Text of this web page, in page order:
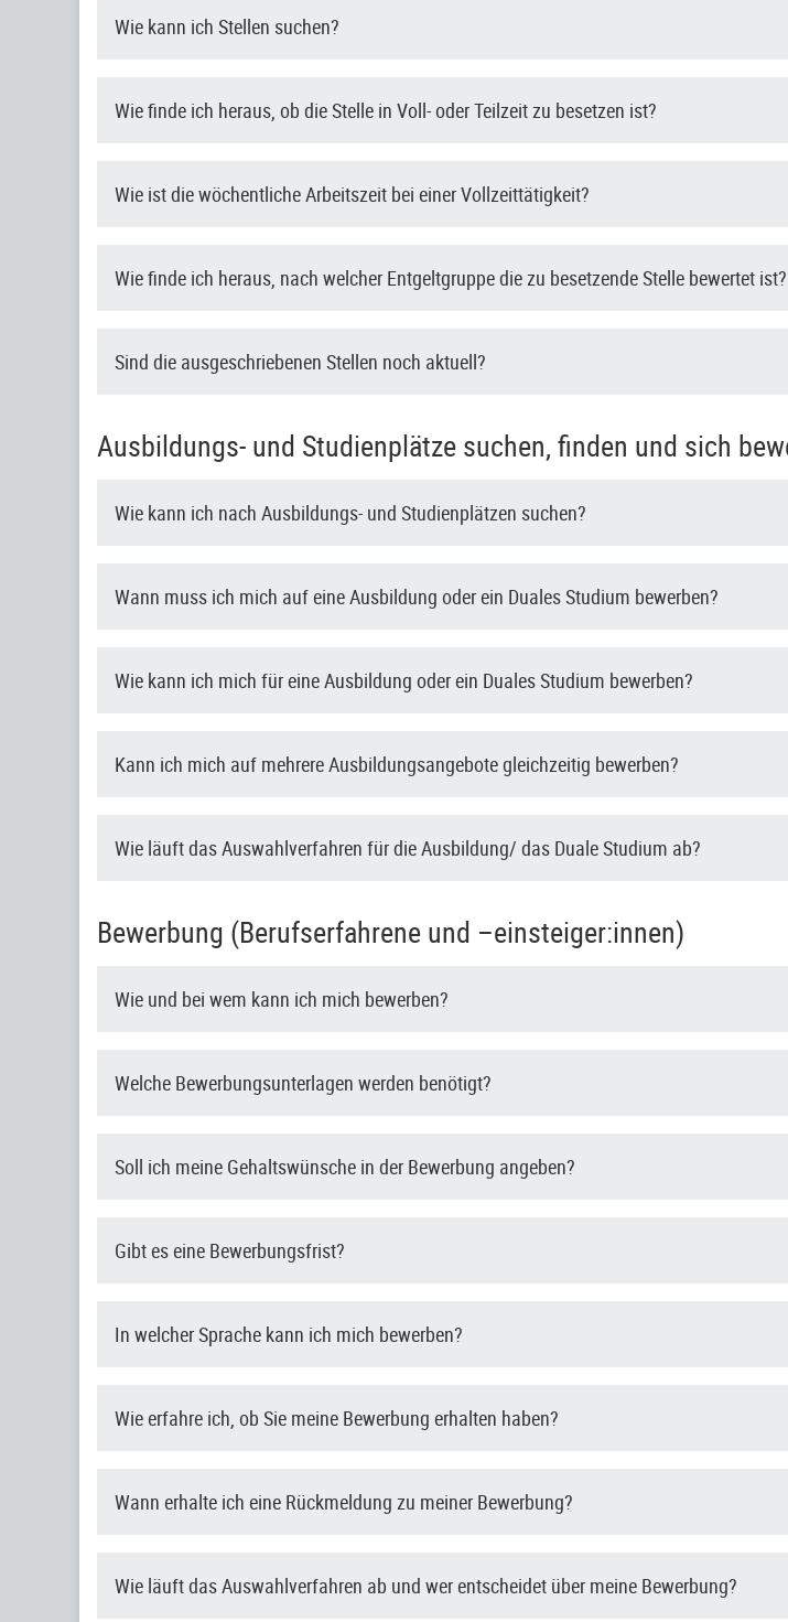
Wie kann ich Stellen suchen?
Wie finde ich heraus, ob die Stelle in Voll- oder Teilzeit zu besetzen ist?
Wie ist die wöchentliche Arbeitszeit bei einer Vollzeittätigkeit?
Wie finde ich heraus, nach welcher Entgeltgruppe die zu besetzende Stelle bewertet ist?
Sind die ausgeschriebenen Stellen noch aktuell?
Ausbildungs- und Studienplätze suchen, finden und sich
Wie kann ich nach Ausbildungs- und Studienplätzen suchen?
Wann muss ich mich auf eine Ausbildung oder ein Duales Studium bewerben?
Wie kann ich mich für eine Ausbildung oder ein Duales Studium bewerben?
Kann ich mich auf mehrere Ausbildungsangebote gleichzeitig bewerben?
Wie läuft das Auswahlverfahren für die Ausbildung/ das Duale Studium ab?
Bewerbung (Berufserfahrene und –einsteiger:innen)
Wie und bei wem kann ich mich bewerben?
Welche Bewerbungsunterlagen werden benötigt?
Soll ich meine Gehaltswünsche in der Bewerbung angeben?
Gibt es eine Bewerbungsfrist?
In welcher Sprache kann ich mich bewerben?
Wie erfahre ich, ob Sie meine Bewerbung erhalten haben?
Wann erhalte ich eine Rückmeldung zu meiner Bewerbung?
Wie läuft das Auswahlverfahren ab und wer entscheidet über meine Bewerbung?